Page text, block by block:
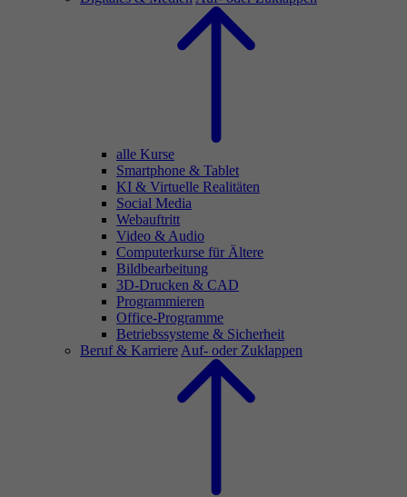
alle Kurse
Smartphone & Tablet
KI & Virtuelle Realitäten
Social Media
Webauftritt
Video & Audio
Computerkurse für Ältere
Bildbearbeitung
3D-Drucken & CAD
Programmieren
Office-Programme
Betriebssysteme & Sicherheit
Beruf & Karriere Auf- oder Zuklappen